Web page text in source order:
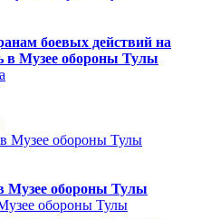
боевых действий на
в Музее обороны Тулы
Музее обороны Тулы
обороны Тулы